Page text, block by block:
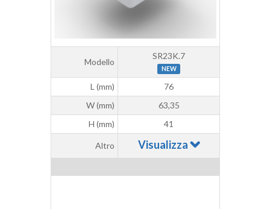
Modello
SR23K.7
NEW
L (mm)
76
W (mm)
63,35
H (mm)
41
Altro Visualizza